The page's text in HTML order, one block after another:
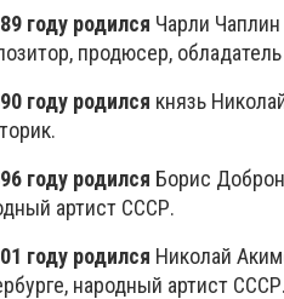
году родился Чарли
продюсер,
году родился князь
году родился Борис
артист СССР.
году родился Николай
народный артист СССР.